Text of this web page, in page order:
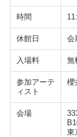
時間
休館日 会
入場料 無
参加アーテ
ィスト
櫻
会場
東